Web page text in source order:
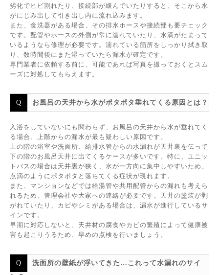
劣化でヒビ割れたり、接続部が緩んでいたりすると、そこから水
がにじみ出して引き出し内に流れ込みます。
また、食洗器がある場合、その排水ホースや接続部も要チェック
です。配管やホースの外側が常に濡れていたり、水滴がたまって
いるようなら修理が必要です。濡れている箇所をしっかり拭き取
り、数時間後にまた湿っていたら漏水が確定です。
専門業者に依頼する前に、可能であれば写真を撮っておくとスム
ーズに対処してもらえます。
お風呂の天井から水がポタポタ垂れてくる原因とは？
入浴をしていないにも関わらず、お風呂の天井から水が垂れてく
る場合、上階からの漏水が最も疑わしい原因です。
上の階の浴室や洗面所、給排水管からの水漏れが天井裏を伝って
下の階のお風呂天井に出てくるケースが多いです。特に、ユニッ
トバスの場合は天井裏が狭く、水が一方向に集中しやすいため、
点滴のようにポタポタと落ちてくる症状が現れます。
また、マンションなどでは給湯管や共用配管からの漏れも考えら
れるため、管理会社や大家への連絡が必要です。天井の塗装が剥
がれていたり、カビやシミがある場合は、漏水が進行しているサ
インです。
早期に対応しないと、天井材の腐食やカビの繁殖によって健康被
害も起こりうるため、早めの点検を行いましょう。
洗面所の壁紙が浮いてきた…これって水漏れのサイ